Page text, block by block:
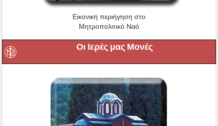
Εικονική περιήγηση στο
Μητροπολιτικό Ναό
Οι Ιερές μας Μονές